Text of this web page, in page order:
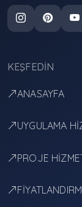
KEŞFEDIN
ANASAYFA
UYGULAMA
PROJE